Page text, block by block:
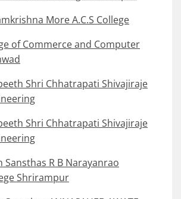
More A.C.S College
of Commerce and Computer
Shri Chhatrapati Shivajiraje
Shri Chhatrapati Shivajiraje
Sansthas R B Narayanrao
Shrirampur